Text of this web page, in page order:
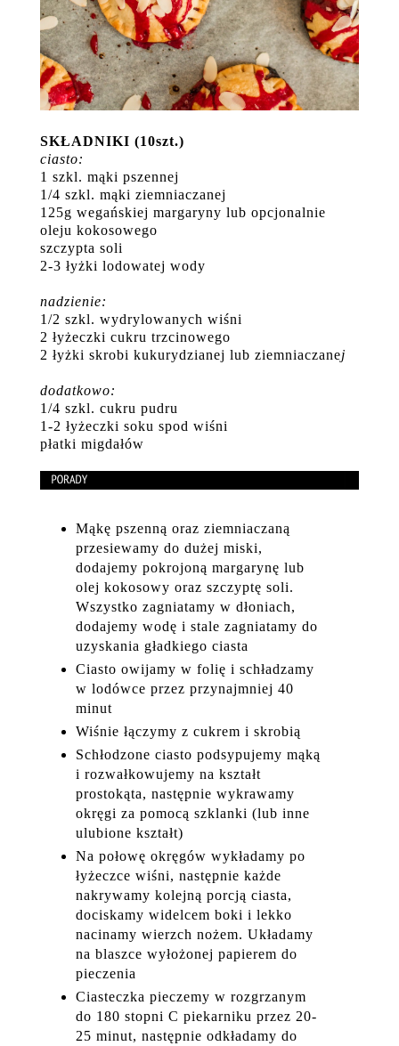
SKŁADNIKI (10szt.)
ciasto:
1 szkl. mąki pszennej
1/4 szkl. mąki ziemniaczanej
125g wegańskiej margaryny lub opcjonalnie
oleju kokosowego
szczypta soli
2-3 łyżki lodowatej wody
nadzienie:
1/2 szkl. wydrylowanych wiśni
2 łyżeczki cukru trzcinowego
2 łyżki skrobi kukurydzianej lub ziemniaczanej
dodatkowo:
1/4 szkl. cukru pudru
1-2 łyżeczki soku spod wiśni
płatki migdałów
Mąkę pszenną oraz ziemniaczaną
przesiewamy do dużej miski,
dodajemy pokrojoną margarynę lub
olej kokosowy oraz szczyptę soli.
Wszystko zagniatamy w dłoniach,
dodajemy wodę i stale zagniatamy do
uzyskania gładkiego ciasta
Ciasto owijamy w folię i schładzamy
w lodówce przez przynajmniej 40
minut
Wiśnie łączymy z cukrem i skrobią
Schłodzone ciasto podsypujemy mąką
i rozwałkowujemy na kształt
prostokąta, następnie wykrawamy
okręgi za pomocą szklanki (lub inne
ulubione kształt)
Na połowę okręgów wykładamy po
łyżeczce wiśni, następnie każde
nakrywamy kolejną porcją ciasta,
dociskamy widelcem boki i lekko
nacinamy wierzch nożem. Układamy
na blaszce wyłożonej papierem do
pieczenia
Ciasteczka pieczemy w rozgrzanym
do 180 stopni C piekarniku przez 20-
25 minut, następnie odkładamy do